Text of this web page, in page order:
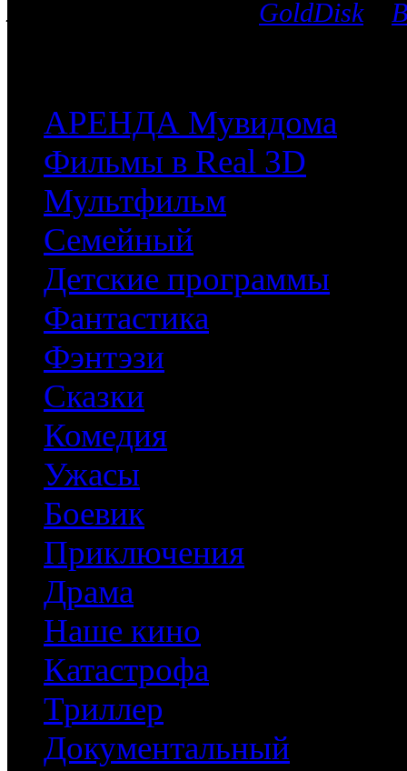
GoldDiskи
АРЕНДА Мувидома
Фильмы в Real 3D
Мультфильм
Семейный
Детские программы
Фантастика
Фэнтэзи
Сказки
Комедия
Ужасы
Боевик
Приключения
Драма
Наше кино
Катастрофа
Триллер
Документальный